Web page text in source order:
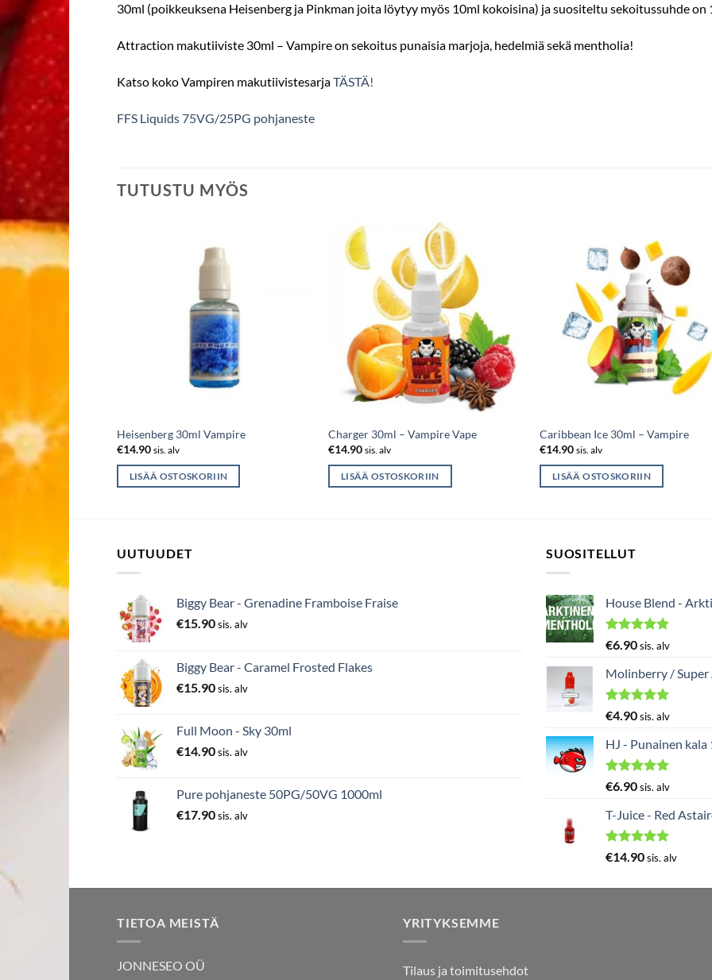
30ml (poikkeuksena Heisenberg ja Pinkman joita löytyy myös 10ml kokoisina) ja suositeltu sekoitussuhde on
Attraction makutiiviste 30ml – Vampire on sekoitus punaisia marjoja, hedelmiä sekä mentholia!
Katso koko Vampiren makutiivistesarjaTÄSTÄ!
FFS Liquids 75VG/25PG pohjaneste
TUTUSTU MYÖS
Heisenberg 30ml Vampire
€14.90 sis. alv
LISÄÄ OSTOSKORIIN
Charger 30ml – Vampire Vape
€14.90 sis. alv
LISÄÄ OSTOSKORIIN
Caribbean Ice 30ml – Vampire
€14.90 sis. alv
LISÄÄ OSTOSKORIIN
– Vampire
UUTUUDET
Biggy Bear - Grenadine Framboise Fraise
€15.90sis. alv
Biggy Bear - Caramel Frosted Flakes
€15.90sis. alv
Full Moon - Sky 30ml
€14.90sis. alv
Pure pohjaneste 50PG/50VG 1000ml
€17.90sis. alv
SUOSITELLUT
House Blend -
Arvostelu
5.00/ 5
€6.90sis. alv
Molinberry /
Arvostelu
5.00
/ 5
€4.90sis. alv
HJ - Punainen kala
Arvostelu
5.00
/ 5
€6.90sis. alv
T-Juice - Red
Arvostelu
€14.90sis. alv
TIETOA MEISTÄ
JONNESEO OÜ
YRITYKSEMME
Tilaus ja toimitusehdot